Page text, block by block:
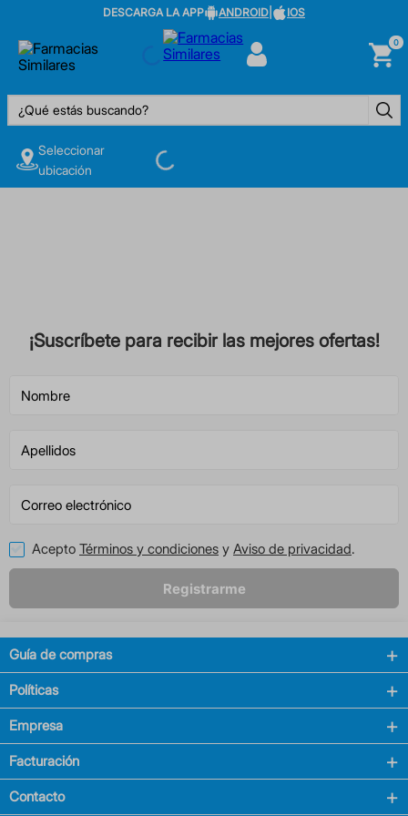
DESCARGA LA APP ANDROID IOS
0
¿Qué estás buscando?
Seleccionar
ubicación
¡Suscríbete para recibir las mejores ofertas!
Acepto Términos y condiciones y Aviso de privacidad.
Registrarme
Guía de compras
Políticas
Empresa
Facturación
Contacto